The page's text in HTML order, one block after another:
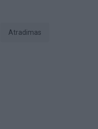
atradimas